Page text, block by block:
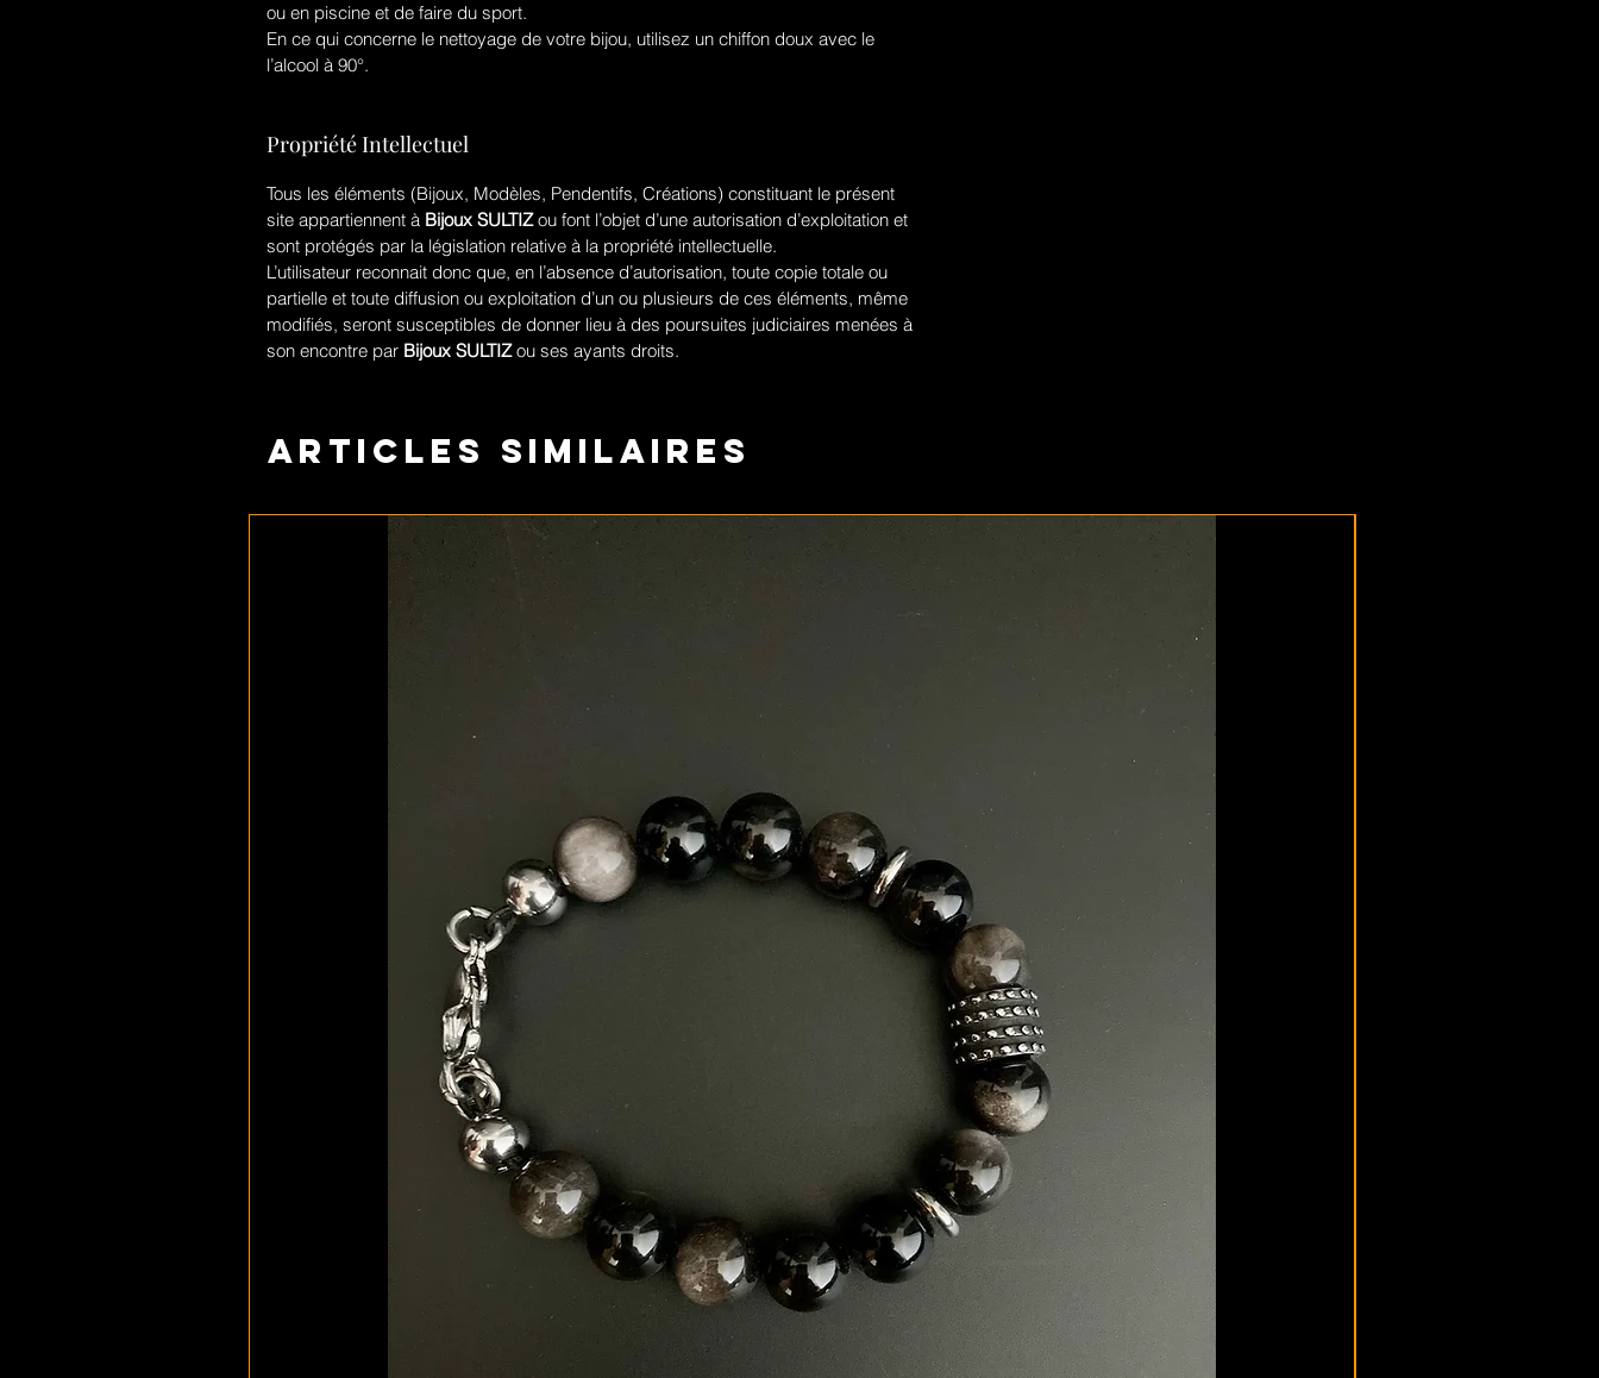
ou en piscine et de faire du sport.
En ce qui concerne le nettoyage de votre bijou, utilisez un chiffon doux avec le
l’alcool à 90°.
Propriété Intellectuel
Tous les éléments (Bijoux, Modèles, Pendentifs, Créations) constituant le présent
site appartiennent à Bijoux SULTIZou font l’objet d’une autorisation d’exploitation et
sont protégés par la législation relative à la propriété intellectuelle.
L’utilisateur reconnait donc que, en l’absence d’autorisation, toute copie totale ou
partielle et toute diffusion ou exploitation d’un ou plusieurs de ces éléments, même
modifiés, seront susceptibles de donner lieu à des poursuites judiciaires menées à
son encontre par Bijoux SULTIZou ses ayants droits.
Articles similaires